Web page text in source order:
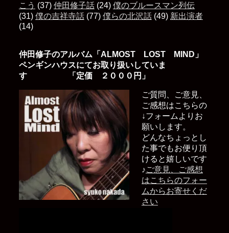
こう (37) 仲田修子話(24) 僕のブルースマン列伝
(31) 僕の吉祥寺話(77) 僕らの北沢話(49) 新出演者
(14)
仲田修子のアルバム「ALMOST LOST MIND」
ペンギンハウスにてお取り扱いしていま
す 「定価 ２０００円」
ご質問、ご意見、
ご感想はこちらの
↓フォームよりお
願いします。
どんなちょっとし
た事でもお便り頂
けると嬉しいです
♪ご意見、ご感想
はこちらのフォー
ムからお寄せくだ
さい